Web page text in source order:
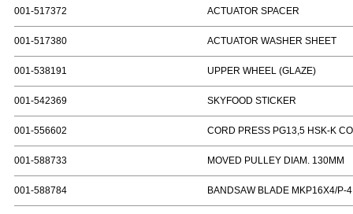
001-517372 ACTUATOR SPACER
001-517380 ACTUATOR WASHER SHEET
001-538191 UPPER WHEEL (GLAZE)
001-542369 SKYFOOD STICKER
001-556602 CORD PRESS PG13,5 HSK-K
001-588733 MOVED PULLEY DIAM. 130MM
001-588784 BANDSAW BLADE MKP16X4/P-